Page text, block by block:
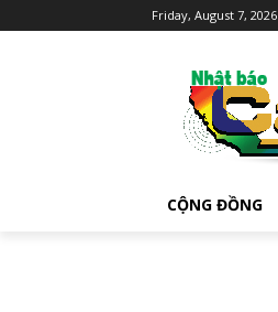
Friday, August 7, 2026
CỘNG ĐỒNG